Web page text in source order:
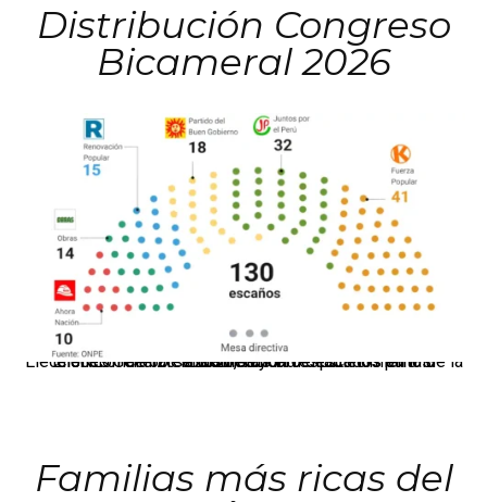
Distribución Congreso
Bicameral 2026
El JNE oficializó la distribución de escaños para la elección de 60 senadores y 130 diputados en las Elecciones Generales 2026, tras el restablecimiento de la Bicameralidad.
Familias más ricas del